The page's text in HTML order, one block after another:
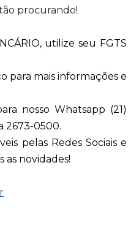
procurando!
utilize seu FGTS
para mais informações e
nosso Whatsapp (21)
2673-0500.
pelas Redes Sociais e
novidades!